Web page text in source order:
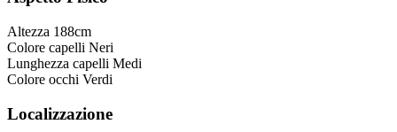
Altezza 188cm
Colore capelli Neri
Lunghezza capelli Medi
Colore occhi Verdi
Localizzazione